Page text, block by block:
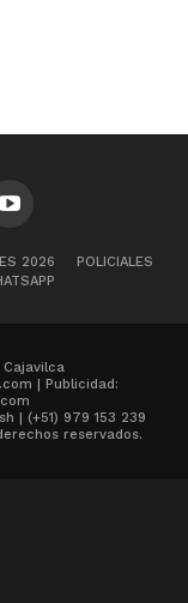
2026
POLICIALES
| Publicidad:
| (+51) 979 153 239
reservados.